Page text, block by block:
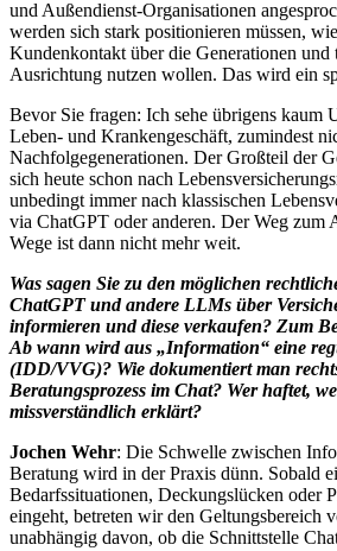
und Außendienst-Organisationen
werden sich stark positionieren müssen,
Kundenkontakt über die Generationen und
Ausrichtung nutzen wollen. Das wird ein
Bevor Sie fragen: Ich sehe übrigens kaum
Leben- und Krankengeschäft, zumindest
Nachfolgegenerationen. Der Großteil der
sich heute schon nach
unbedingt immer nach klassischen
via ChatGPT oder anderen. Der Weg zum
Wege ist dann nicht mehr weit.
Was sagen Sie zu den möglichen
ChatGPT und andere LLMs über
informieren und diese verkaufen? Zum
Ab wann wird aus „Information“ eine
(IDD/VVG)? Wie dokumentiert man
Beratungsprozess im Chat? Wer haftet,
missverständlich erklärt?
Jochen Wehr: Die Schwelle zwischen
Beratung wird in der Praxis dünn. Sobald
Bedarfssituationen, Deckungslücken oder
eingeht, betreten wir den
unabhängig davon, ob die Schnittstelle